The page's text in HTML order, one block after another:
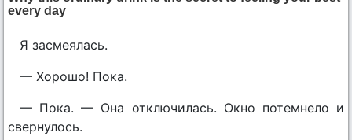
Я засмеялась.
— Хорошо! Пока.
— Пока. — Она отключилась. Окно потемнело и
свернулось.